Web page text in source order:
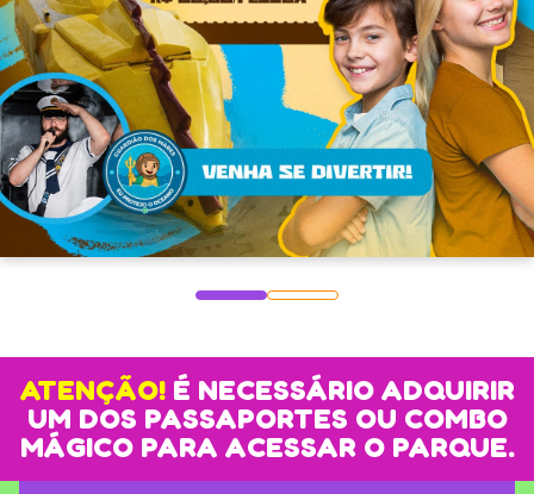
ATENÇÃO! É NECESSÁRIO ADQUIRIR
UM DOS PASSAPORTES OU COMBO
MÁGICO PARA ACESSAR O PARQUE.